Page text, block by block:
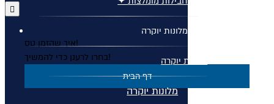
מלונות יוקרה
מלונות יוקרה
מלונות יוקרה
איך שהזמן טס!
בחרו לרענן כדי להמשיך!
דף הבית